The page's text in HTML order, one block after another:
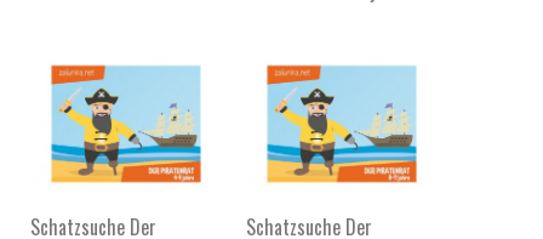
Schatzsuche Der Schatzsuche Der